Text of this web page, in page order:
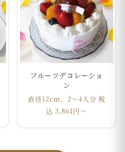
フルーツデコレーショ
ン
直径12cm、2～4人分 税
込 3,861円〜